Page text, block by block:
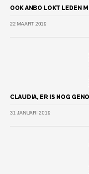
OOK ANBO LOKT LEDEN
22 MAART 2019
CLAUDIA, ER IS NOG
31 JANUARI 2019